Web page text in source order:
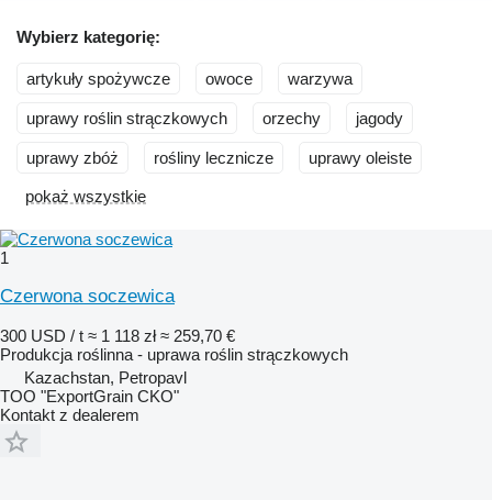
Wybierz kategorię:
artykuły spożywcze owoce warzywa
uprawy roślin strączkowych orzechy jagody
uprawy zbóż rośliny lecznicze uprawy oleiste
pokaż wszystkie
1
Czerwona soczewica
300 USD / t ≈ 1 118 zł ≈ 259,70 €
Produkcja roślinna - uprawa roślin strączkowych
Kazachstan, Petropavl
TOO "ExportGrain CKO"
Kontakt z dealerem